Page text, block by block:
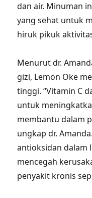
dan air. Minuman
yang sehat untuk
hiruk pikuk
Menurut dr.
gizi, Lemon Oke
tinggi. “Vitamin C
untuk
membantu dalam
ungkap dr.
antioksidan dalam
mencegah
penyakit kronis